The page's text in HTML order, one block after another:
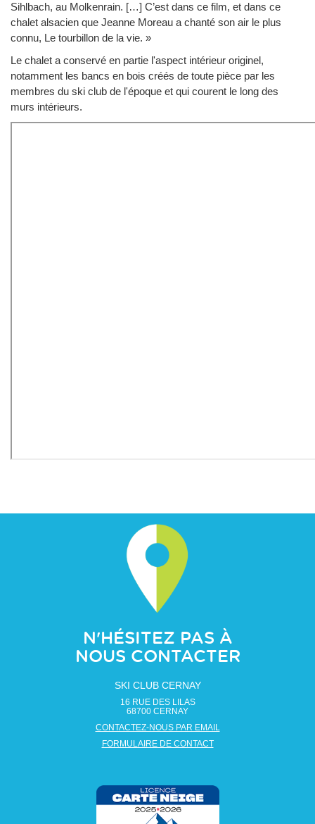
Sihlbach, au Molkenrain. […] C’est dans ce film, et dans ce
chalet alsacien que Jeanne Moreau a chanté son air le plus
connu, Le tourbillon de la vie. »
Le chalet a conservé en partie l'aspect intérieur originel,
notamment les bancs en bois créés de toute pièce par les
membres du ski club de l'époque et qui courent le long des
murs intérieurs.
N'HÉSITEZ PAS À
NOUS CONTACTER
SKI CLUB CERNAY
16 RUE DES LILAS
68700 CERNAY
CONTACTEZ-NOUS PAR EMAIL
FORMULAIRE DE CONTACT